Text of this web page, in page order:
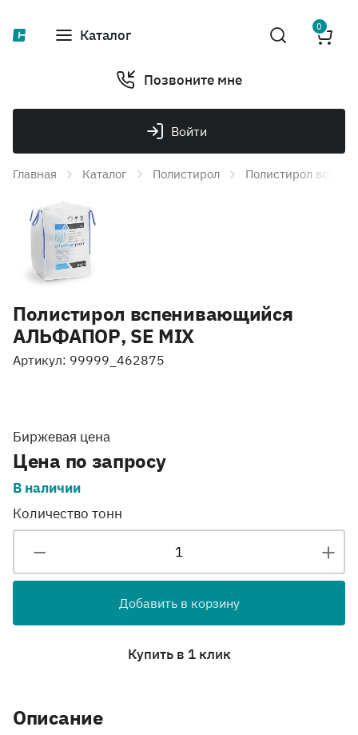
Каталог 0
Позвоните мне
Войти
Главная Каталог Полистирол Полистирол
Полистирол вспенивающийся
АЛЬФАПОР, SE MIX
Артикул: 99999_462875
Биржевая цена
Цена по запросу
В наличии
Количество тонн
Добавить в корзину
Купить в 1 клик
Описание